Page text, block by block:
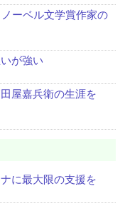
ーベル文学賞作家の
が強い
屋嘉兵衛の生涯を
に最大限の支援を